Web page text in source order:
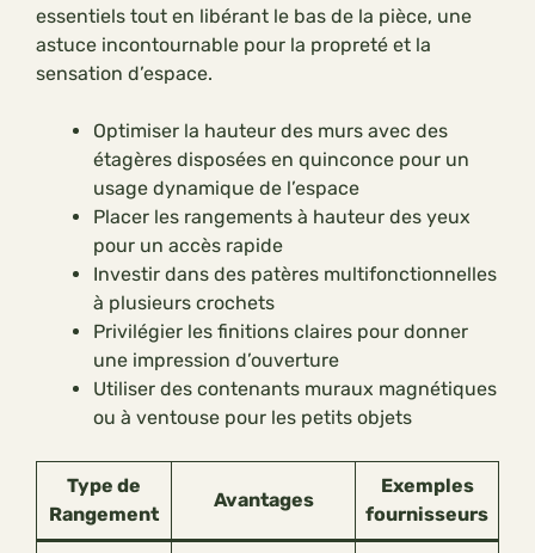
essentiels tout en libérant le bas de la pièce, une
astuce incontournable pour la propreté et la
sensation d’espace.
Optimiser la hauteur des murs avec des
étagères disposées en quinconce pour un
usage dynamique de l’espace
Placer les rangements à hauteur des yeux
pour un accès rapide
Investir dans des patères multifonctionnelles
à plusieurs crochets
Privilégier les finitions claires pour donner
une impression d’ouverture
Utiliser des contenants muraux magnétiques
ou à ventouse pour les petits objets
Type de
Rangement
Avantages
Exemples
fournisseurs